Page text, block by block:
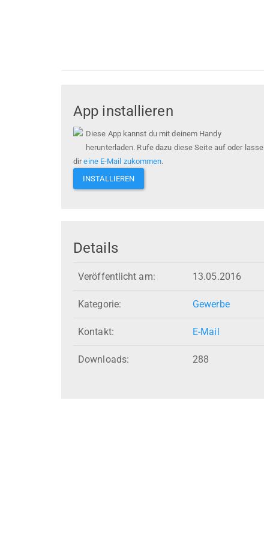
App installieren
Diese App kannst du mit deinem Handy
herunterladen. Rufe dazu diese Seite auf oder lasse
direine E-Mail zukommen.
INSTALLIEREN
Details
Veröffentlicht am: 13.05.2016
Kategorie: Gewerbe
Kontakt: E-Mail
Downloads: 288